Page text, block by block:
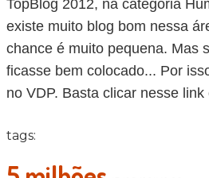
TopBlog 2012, na categoria
existe muito blog bom nessa
chance é muito pequena. Mas
ficasse bem colocado... Por
no VDP. Basta clicar nesse link
tags: